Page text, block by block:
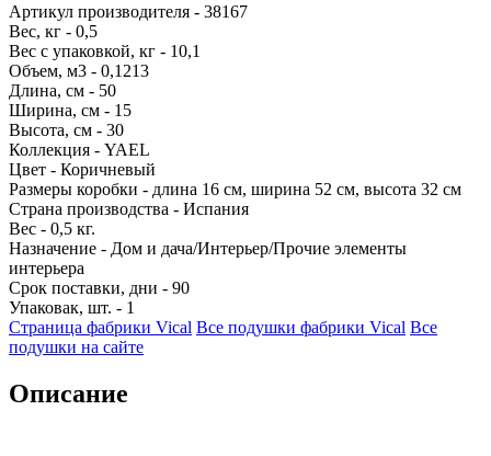
Артикул производителя - 38167
Вес, кг - 0,5
Вес с упаковкой, кг - 10,1
Объем, м3 - 0,1213
Длина, см - 50
Ширина, см - 15
Высота, см - 30
Коллекция - YAEL
Цвет - Коричневый
Размеры коробки - длина 16 см, ширина 52 см, высота 32 см
Страна производства - Испания
Вес - 0,5 кг.
Назначение - Дом и дача/Интерьер/Прочие элементы
интерьера
Срок поставки, дни - 90
Упаковак, шт. - 1
Страница фабрики Vical Все подушки фабрики Vical Все
подушки на сайте
Описание